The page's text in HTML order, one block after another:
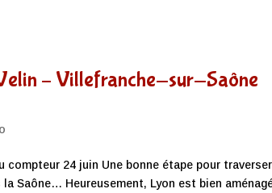
– Villefranche-sur-Saône
compteur 24 juin Une bonne étape pour traverser
Saône… Heureusement, Lyon est bien